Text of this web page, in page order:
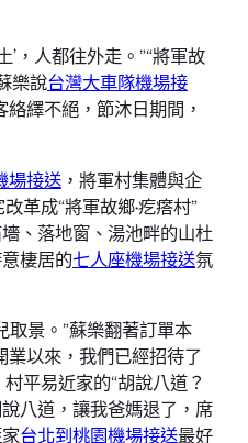
’，人都往外走。”“將軍故
樂說台灣大車隊機場接
絡繹不絕，節沐日期間，
場接送，將軍村集體與企
革成“將軍故鄉·疙瘩村”
、落地窗、湯池畔的山杜
棲居的七人座機場接送氛
取景。”蘇樂翻著訂單本
業以來，我們已經招待了
村平易近家的“胡說八道？
八道，讓我爸媽退了，席
台北到桃園機場接送最好